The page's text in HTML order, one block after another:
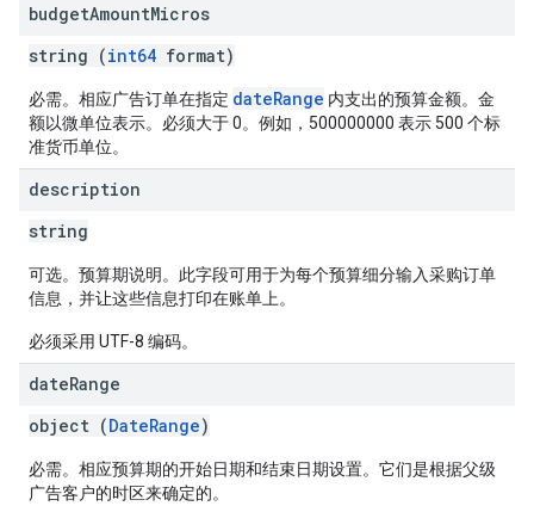
budgetAmountMicros
string (int64 format)
必需。相应广告订单在指定 dateRange 内支出的预算金额。金
额以微单位表示。必须大于 0。例如，500000000 表示 500 个标
准货币单位。
description
string
可选。预算期说明。此字段可用于为每个预算细分输入采购订单
信息，并让这些信息打印在账单上。
必须采用 UTF-8 编码。
dateRange
object (DateRange)
必需。相应预算期的开始日期和结束日期设置。它们是根据父级
广告客户的时区来确定的。